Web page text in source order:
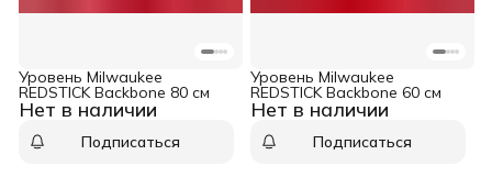
Нет в наличии
Уровень Milwaukee
REDSTICK Backbone 80 см
Подписаться
Нет в наличии
Уровень Milwaukee
REDSTICK Backbone 60 см
Подписаться